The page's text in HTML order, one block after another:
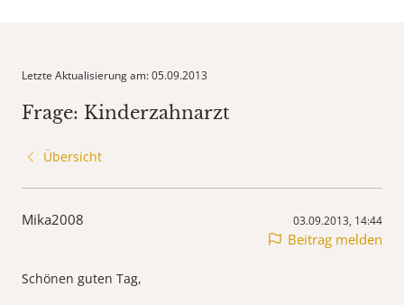
Letzte Aktualisierung am: 05.09.2013
Frage: Kinderzahnarzt
Übersicht
Mika2008 03.09.2013, 14:44
Beitrag melden
Schönen guten Tag,